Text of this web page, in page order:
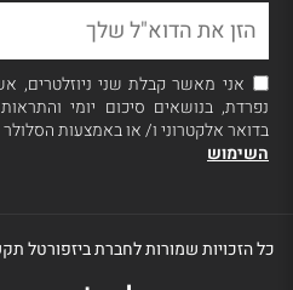
אני מאשר קבלת שני ניוזלטרים,
נפרדת, בנושאים סיכום יומי
בדואר אלקטרוני ו/ או באמצעות הסלולר
השימוש
כל הזכויות שמורות לחברת ביזפורטל